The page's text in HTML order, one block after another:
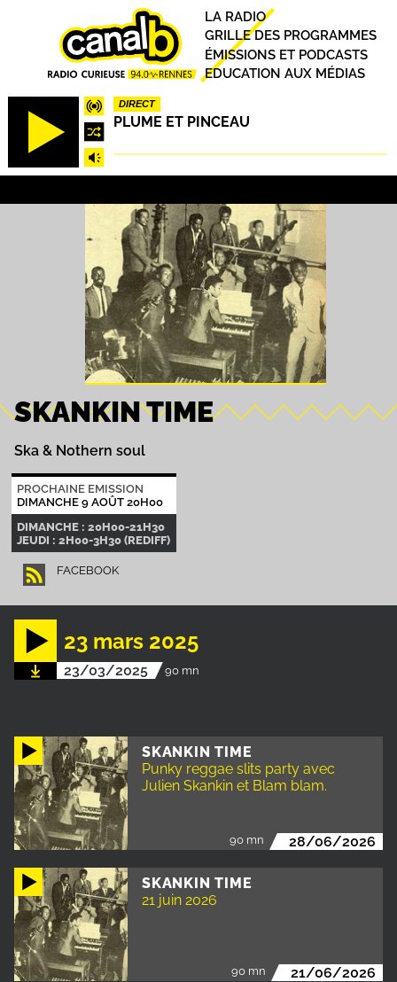
DIRECT
PLUME ET PINCEAU
Principal
LA RADIO
GRILLE DES PROGRAMMES
ÉMISSIONS ET PODCASTS
EDUCATION AUX MÉDIAS
SKANKIN TIME
Ska & Nothern soul
PROCHAINE EMISSION
DIMANCHE 9 AOÛT 20H00
DIMANCHE : 20H00-21H30
JEUDI : 2H00-3H30 (REDIFF)
FACEBOOK
SKANKIN TIME
Punky reggae slits party avec
Julien Skankin et Blam blam.
90 mn 28/06/2026
SKANKIN TIME
21 juin 2026
90 mn 21/06/2026
23 mars 2025
23/03/2025 90 mn